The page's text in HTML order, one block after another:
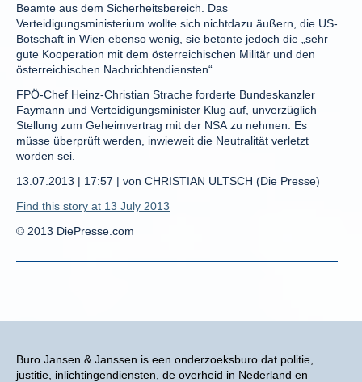
Buro Jansen & Janssen is een onderzoeksburo dat politie,
justitie, inlichtingendiensten, de overheid in Nederland en
Beamte aus dem Sicherheitsbereich. Das
Verteidigungsministerium wollte sich nichtdazu äußern, die US-
Botschaft in Wien ebenso wenig, sie betonte jedoch die „sehr
gute Kooperation mit dem österreichischen Militär und den
österreichischen Nachrichtendiensten“.
FPÖ-Chef Heinz-Christian Strache forderte Bundeskanzler
Faymann und Verteidigungsminister Klug auf, unverzüglich
Stellung zum Geheimvertrag mit der NSA zu nehmen. Es
müsse überprüft werden, inwieweit die Neutralität verletzt
worden sei.
13.07.2013 | 17:57 | von CHRISTIAN ULTSCH (Die Presse)
Find this story at 13 July 2013
© 2013 DiePresse.com